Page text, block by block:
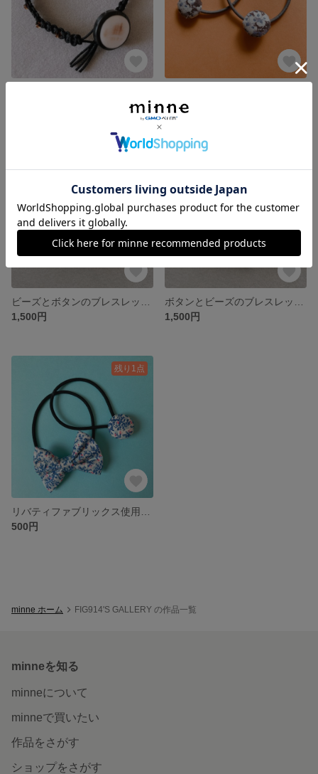
400円
1,500円
1,500円
残り1点
500円
minne ホーム FIG914'S GALLERY の作品一覧
minneを知る
minneについて
minneで買いたい
作品をさがす
ショップをさがす